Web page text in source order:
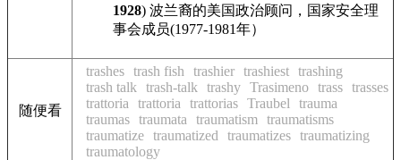
1928) 波兰裔的美国政治顾问，国家安全理
事会成员(1977-1981年）
随便看
trashes trash fish trashier trashiest trashing
trash talk
trash-talk trashy Trasimeno trass trasses
trattoria
trattoria trattorias Traubel
trauma
traumas traumata traumatism
traumatisms
traumatize traumatized traumatizes traumatizing
traumatology